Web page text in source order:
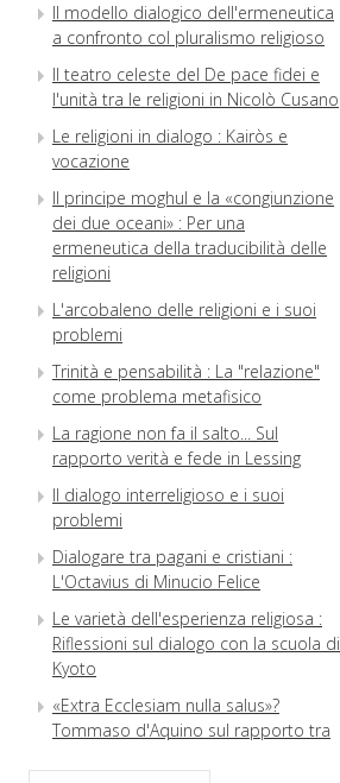
Il modello dialogico dell'ermeneutica
a confronto col pluralismo religioso
Il teatro celeste del De pace fidei e
l'unità tra le religioni in Nicolò Cusano
Le religioni in dialogo : Kairòs e
vocazione
Il principe moghul e la «congiunzione
dei due oceani» : Per una
ermeneutica della traducibilità delle
religioni
L'arcobaleno delle religioni e i suoi
problemi
Trinità e pensabilità : La "relazione"
come problema metafisico
La ragione non fa il salto... Sul
rapporto verità e fede in Lessing
Il dialogo interreligioso e i suoi
problemi
Dialogare tra pagani e cristiani :
L'Octavius di Minucio Felice
Le varietà dell'esperienza religiosa :
Riflessioni sul dialogo con la scuola di
Kyoto
«Extra Ecclesiam nulla salus»?
Tommaso d'Aquino sul rapporto tra